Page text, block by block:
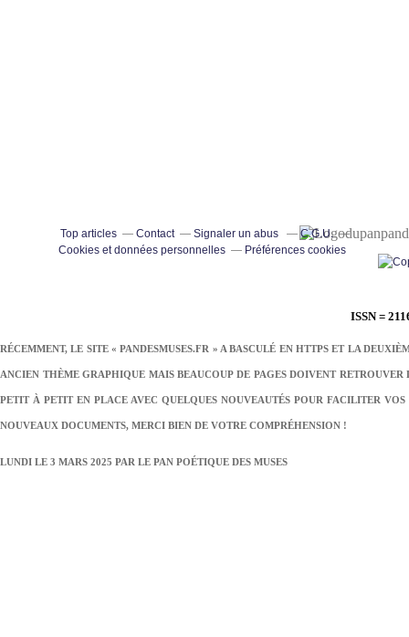
ISSN =
RÉCEMMENT, LE SITE « PANDESMUSES.FR » A BASCULÉ EN HTTPS ET LA
ANCIEN THÈME GRAPHIQUE MAIS BEAUCOUP DE PAGES DOIVENT
PETIT À PETIT EN PLACE AVEC QUELQUES NOUVEAUTÉS POUR FACILITER
NOUVEAUX DOCUMENTS, MERCI BIEN DE VOTRE COMPRÉHENSION !
LUNDI LE 3 MARS 2025 PAR LE PAN POÉTIQUE DES MUSES
Top articles Contact Signaler un abus
C.G.U.
Cookies et données personnelles
Préférences cookies